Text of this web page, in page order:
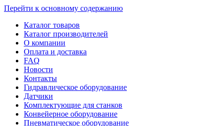
Перейти к основному содержанию
Каталог товаров
Каталог производителей
О компании
Оплата и доставка
FAQ
Новости
Контакты
Гидравлическое оборудование
Датчики
Комплектующие для станков
Конвейерное оборудование
Пневматическое оборудование